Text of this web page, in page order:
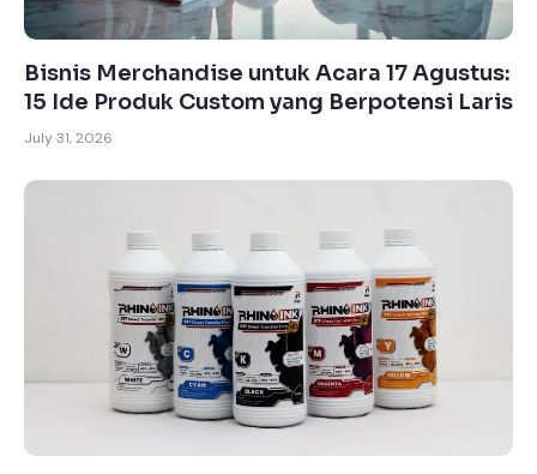
Bisnis Merchandise untuk Acara 17 Agustus:
15 Ide Produk Custom yang Berpotensi Laris
July 31, 2026